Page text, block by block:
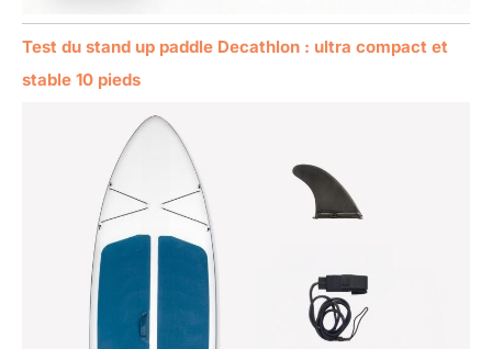
Test du stand up paddle Decathlon : ultra compact et
stable 10 pieds